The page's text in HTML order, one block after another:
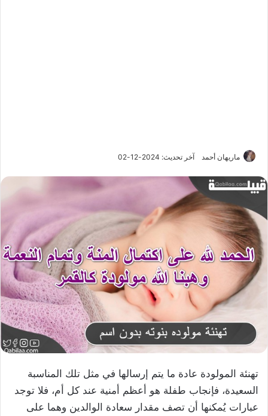
ماريهان أحمد آخر تحديث: 2024-12-02
تهنئة المولودة عادة ما يتم إرسالها في مثل تلك المناسبة
السعيدة، فإنجاب طفلة هو أعظم أمنية عند كل أم، فلا توجد
عبارات يُمكنها أن تصف مقدار سعادة الوالدين وهما على